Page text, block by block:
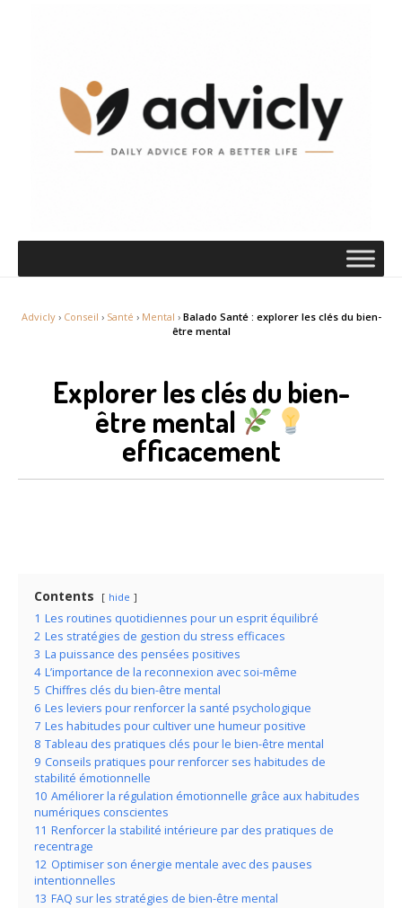
Advicly› Conseil › Santé › Mental › Balado Santé : explorer les clés du bien-
être mental
Explorer les clés du bien-
être mental
efficacement
Contents hide
1 Les routines quotidiennes pour un esprit équilibré
2 Les stratégies de gestion du stress efficaces
3 La puissance des pensées positives
4 L’importance de la reconnexion avec soi-même
5 Chiffres clés du bien-être mental
6 Les leviers pour renforcer la santé psychologique
7 Les habitudes pour cultiver une humeur positive
8 Tableau des pratiques clés pour le bien-être mental
9 Conseils pratiques pour renforcer ses habitudes de
stabilité émotionnelle
10 Améliorer la régulation émotionnelle grâce aux habitudes
numériques conscientes
11 Renforcer la stabilité intérieure par des pratiques de
recentrage
12 Optimiser son énergie mentale avec des pauses
intentionnelles
13 FAQ sur les stratégies de bien-être mental